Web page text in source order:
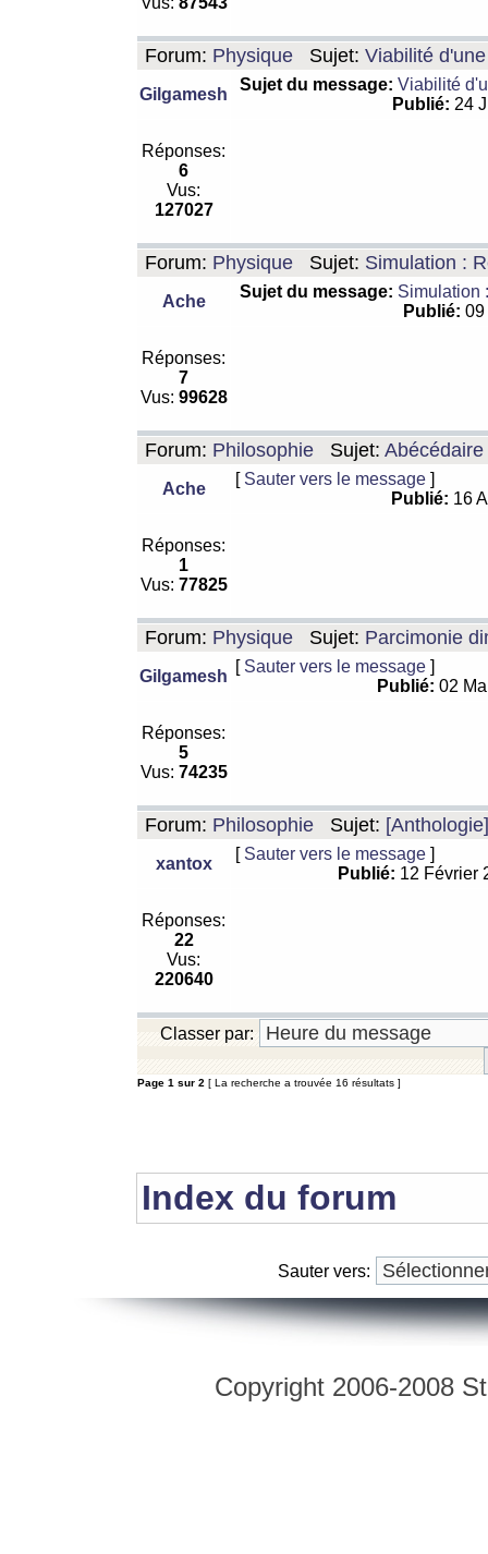
Forum: Physique Sujet: Viabilité
Gilgamesh
Sujet du message: Viabilité
Publié: 24
Réponses:
6
Vus:
127027
Forum: Physique Sujet: Simulation :
Ache
Sujet du message: Simulation
Publié:
Réponses:
7
Vus: 99628
Forum: Philosophie Sujet: Abécédaire
Ache
[ Sauter vers le message ]
Publié: 16
Réponses:
1
Vus: 77825
Forum: Physique Sujet: Parcimonie
Gilgamesh
[ Sauter vers le message ]
Publié: 02
Réponses:
5
Vus: 74235
Forum: Philosophie Sujet:
xantox
[ Sauter vers le message ]
Publié: 12 Février
Réponses:
22
Vus:
220640
Classer par:
Page 1 sur 2 [ La recherche a trouvée 16 résultats ]
Index du forum
Sauter vers:
Copyright 2006-2008